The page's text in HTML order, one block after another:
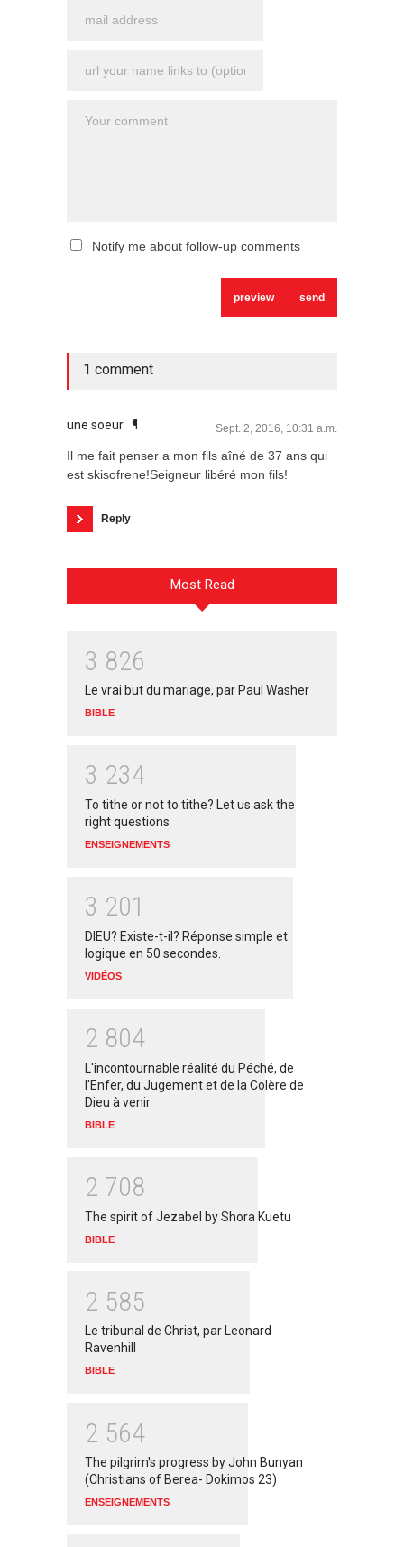
Notify me about follow-up comments
1 comment
une soeur ¶ Sept. 2, 2016, 10:31 a.m.
Il me fait penser a mon fils aîné de 37 ans qui
est skisofrene!Seigneur libéré mon fils!
Reply
Most Read
3 826
Le vrai but du mariage, par Paul Washer
BIBLE
3 234
To tithe or not to tithe? Let us ask the
right questions
ENSEIGNEMENTS
3 201
DIEU? Existe-t-il? Réponse simple et
logique en 50 secondes.
VIDÉOS
2 804
L'incontournable réalité du Péché, de
l'Enfer, du Jugement et de la Colère de
Dieu à venir
BIBLE
2 708
The spirit of Jezabel by Shora Kuetu
BIBLE
2 585
Le tribunal de Christ, par Leonard
Ravenhill
BIBLE
2 564
The pilgrim's progress by John Bunyan
(Christians of Berea- Dokimos 23)
ENSEIGNEMENTS